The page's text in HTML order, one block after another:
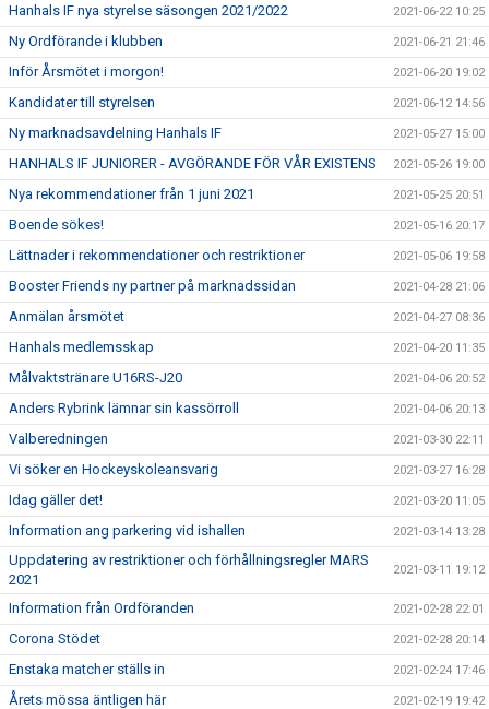
Hanhals IF nya styrelse säsongen 2021/2022 2021-06-22 10:25
Ny Ordförande i klubben 2021-06-21 21:46
Inför Årsmötet i morgon! 2021-06-20 19:02
Kandidater till styrelsen 2021-06-12 14:56
Ny marknadsavdelning Hanhals IF 2021-05-27 15:00
HANHALS IF JUNIORER - AVGÖRANDE FÖR VÅR EXISTENS 2021-05-26 19:00
Nya rekommendationer från 1 juni 2021 2021-05-25 20:51
Boende sökes! 2021-05-16 20:17
Lättnader i rekommendationer och restriktioner 2021-05-06 19:58
Booster Friends ny partner på marknadssidan 2021-04-28 21:06
Anmälan årsmötet 2021-04-27 08:36
Hanhals medlemsskap 2021-04-20 11:35
Målvaktstränare U16RS-J20 2021-04-06 20:52
Anders Rybrink lämnar sin kassörroll 2021-04-06 20:13
Valberedningen 2021-03-30 22:11
Vi söker en Hockeyskoleansvarig 2021-03-27 16:28
Idag gäller det! 2021-03-20 11:05
Information ang parkering vid ishallen 2021-03-14 13:28
Uppdatering av restriktioner och förhållningsregler MARS
2021
2021-03-11 19:12
Information från Ordföranden 2021-02-28 22:01
Corona Stödet 2021-02-28 20:14
Enstaka matcher ställs in 2021-02-24 17:46
Årets mössa äntligen här 2021-02-19 19:42